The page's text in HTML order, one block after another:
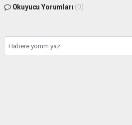
Okuyucu Yorumları (0)